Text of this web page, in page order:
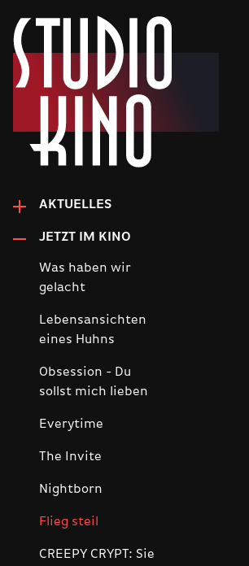
AKTUELLES
JETZT IM KINO
Was haben wir
gelacht
Lebensansichten
eines Huhns
Obsession - Du
sollst mich lieben
Everytime
The Invite
Nightborn
Flieg steil
CREEPY CRYPT: Sie